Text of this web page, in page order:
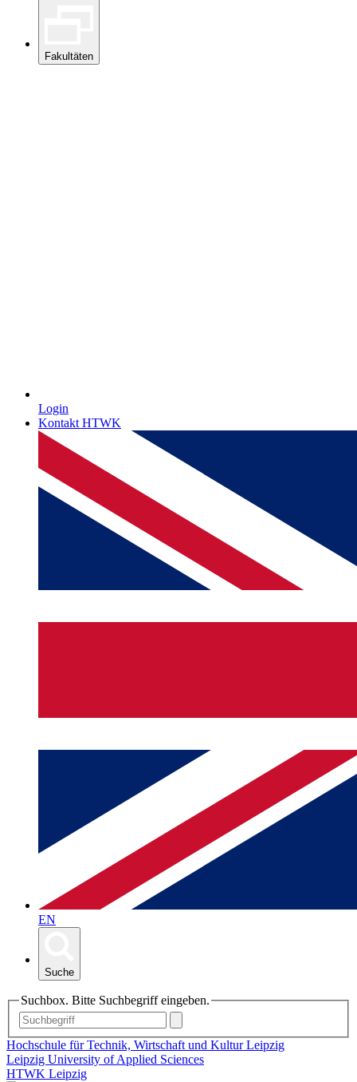
Fakultäten
Login
Kontakt HTWK
EN
Suche
Suchbox. Bitte Suchbegriff eingeben.
Hochschule für Technik, Wirtschaft und Kultur Leipzig
Leipzig University of Applied Sciences
HTWK Leipzig